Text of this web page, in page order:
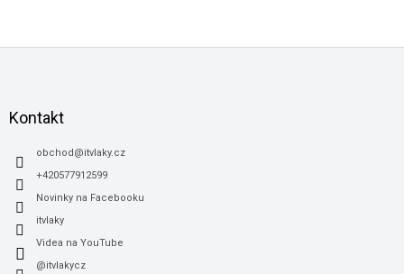
Kontakt
obchod @itvlaky.cz
+420577912599
Novinky na Facebooku
itvlaky
Videa na YouTube
@itvlakycz